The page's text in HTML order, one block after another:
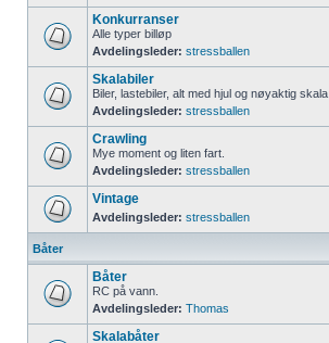
Konkurranser
Alle typer billøp
Avdelingsleder: stressballen
Skalabiler
Biler, lastebiler, alt med hjul og nøyaktig skala.
Avdelingsleder: stressballen
Crawling
Mye moment og liten fart.
Avdelingsleder: stressballen
Vintage
Avdelingsleder: stressballen
Båter
Båter
RC på vann.
Avdelingsleder: Thomas
Skalabåter